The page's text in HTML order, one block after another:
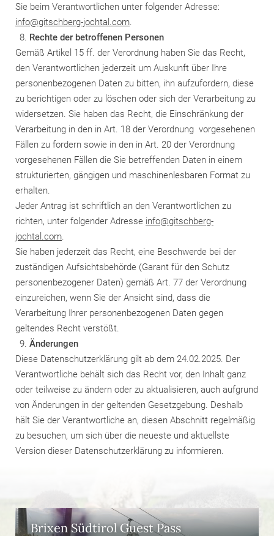
Sie beim Verantwortlichen unter folgender Adresse:
info@gitschberg-jochtal.com.
Rechte der betroffenen Personen
Gemäß Artikel 15 ff. der Verordnung haben Sie das Recht,
den Verantwortlichen jederzeit um Auskunft über Ihre
personenbezogenen Daten zu bitten, ihn aufzufordern, diese
zu berichtigen oder zu löschen oder sich der Verarbeitung zu
widersetzen. Sie haben das Recht, die Einschränkung der
Verarbeitung in den in Art. 18 der Verordnung vorgesehenen
Fällen zu fordern sowie in den in Art. 20 der Verordnung
vorgesehenen Fällen die Sie betreffenden Daten in einem
strukturierten, gängigen und maschinenlesbaren Format zu
erhalten.
Jeder Antrag ist schriftlich an den Verantwortlichen zu
richten, unter folgender Adresse info@gitschberg-
jochtal.com.
Sie haben jederzeit das Recht, eine Beschwerde bei der
zuständigen Aufsichtsbehörde (Garant für den Schutz
personenbezogener Daten) gemäß Art. 77 der Verordnung
einzureichen, wenn Sie der Ansicht sind, dass die
Verarbeitung Ihrer personenbezogenen Daten gegen
geltendes Recht verstößt.
Änderungen
Diese Datenschutzerklärung gilt ab dem 24.02.2025. Der
Verantwortliche behält sich das Recht vor, den Inhalt ganz
oder teilweise zu ändern oder zu aktualisieren, auch aufgrund
von Änderungen in der geltenden Gesetzgebung. Deshalb
hält Sie der Verantwortliche an, diesen Abschnitt regelmäßig
zu besuchen, um sich über die neueste und aktuellste
Version dieser Datenschutzerklärung zu informieren.
Brixen Südtirol Guest Pass